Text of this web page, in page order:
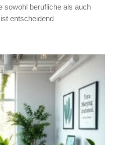
sowohl berufliche als auch
entscheidend